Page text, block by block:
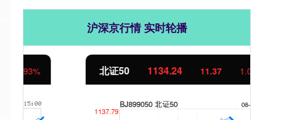
沪深京行情 实时轮播
1134.24 11.37 1.01%